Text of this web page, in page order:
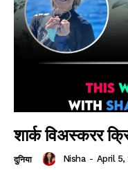
शार्क विअस्करर
दुनिया Nisha - April 5,